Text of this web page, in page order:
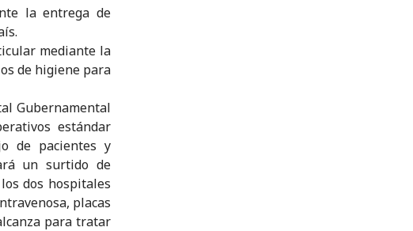
la entrega de
mediante la
de higiene para
Gubernamental
estándar
de pacientes y
un surtido de
dos hospitales
placas
para tratar